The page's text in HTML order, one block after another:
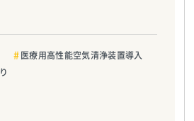
医療用高性能空気清浄装置導入